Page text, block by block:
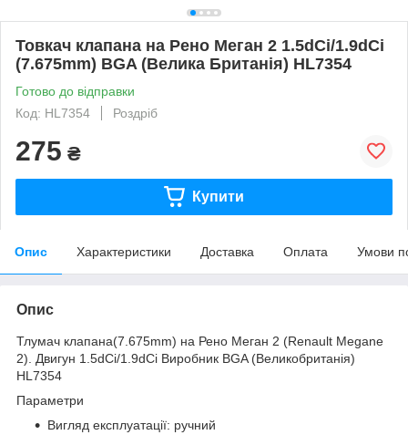
Товкач клапана на Рено Меган 2 1.5dCi/1.9dCi
(7.675mm) BGA (Велика Британія) HL7354
Готово до відправки
Код: HL7354
Роздріб
275 ₴
Купити
Опис Характеристики Доставка Оплата Умови
Опис
Тлумач клапана(7.675mm) на Рено Меган 2 (Renault Megane
2). Двигун 1.5dCi/1.9dCi Виробник BGA (Великобританія)
HL7354
Параметри
Вигляд експлуатації: ручний